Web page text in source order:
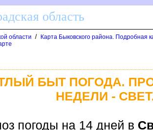
область
области /
Карта Быковского района. Подробная
БЫТ ПОГОДА.
НЕДЕЛИ -
погоды на 14 дней